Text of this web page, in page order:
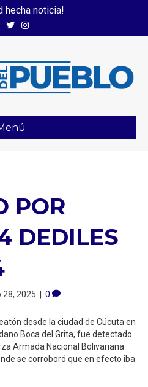
hecha noticia!
TwitterInstagram
POR
DEDILES
28, 2025 | 0
desde la ciudad de Cúcuta en
Boca del Grita, fue detectado
Armada Nacional Bolivariana
se corroboró que en efecto iba